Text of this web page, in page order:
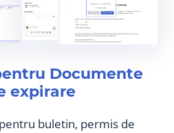
Documente
expirare
buletin, permis de